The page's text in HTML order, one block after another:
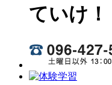
ていけ！